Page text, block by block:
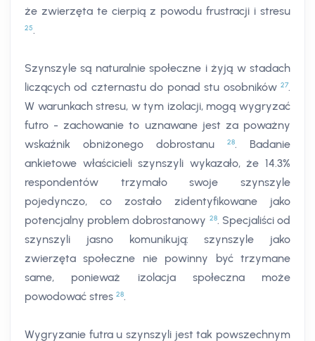
że zwierzęta te cierpią z powodu frustracji i stresu
25.
Szynszyle są naturalnie społeczne i żyją w stadach
liczących od czternastu do ponad stu osobników 27.
W warunkach stresu, w tym izolacji, mogą wygryzać
futro - zachowanie to uznawane jest za poważny
wskaźnik obniżonego dobrostanu
28. Badanie
ankietowe właścicieli szynszyli wykazało, że 14.3%
respondentów trzymało swoje szynszyle
pojedynczo, co zostało zidentyfikowane jako
potencjalny problem dobrostanowy 28. Specjaliści od
szynszyli jasno komunikują: szynszyle jako
zwierzęta społeczne nie powinny być trzymane
same, ponieważ izolacja społeczna może
powodować stres 28.
Wygryzanie futra u szynszyli jest tak powszechnym